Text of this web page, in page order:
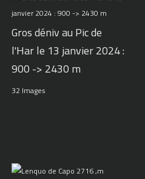
Gros déniv au Pic de
l'Har le 13 janvier 2024 :
900 -> 2430 m
32 Images